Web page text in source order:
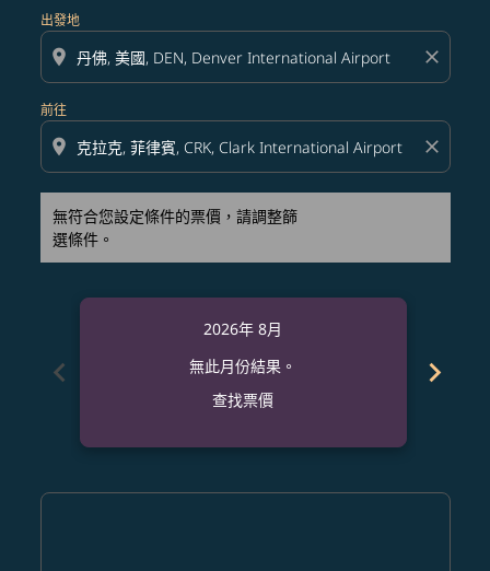
出發地
location_on close
前往
location_on close
無符合您設定條件的票價，請調整篩
選條件。
chevron_left
2026年 8月
無此月份結果。
查找票價
chevron_right